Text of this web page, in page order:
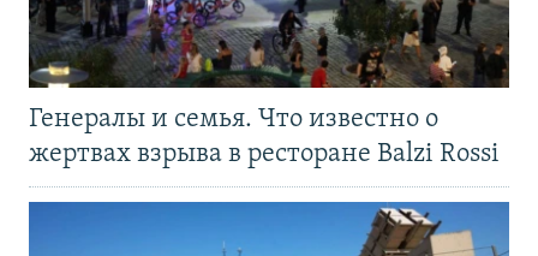
Генералы и семья. Что известно о
жертвах взрыва в ресторане Balzi Rossi